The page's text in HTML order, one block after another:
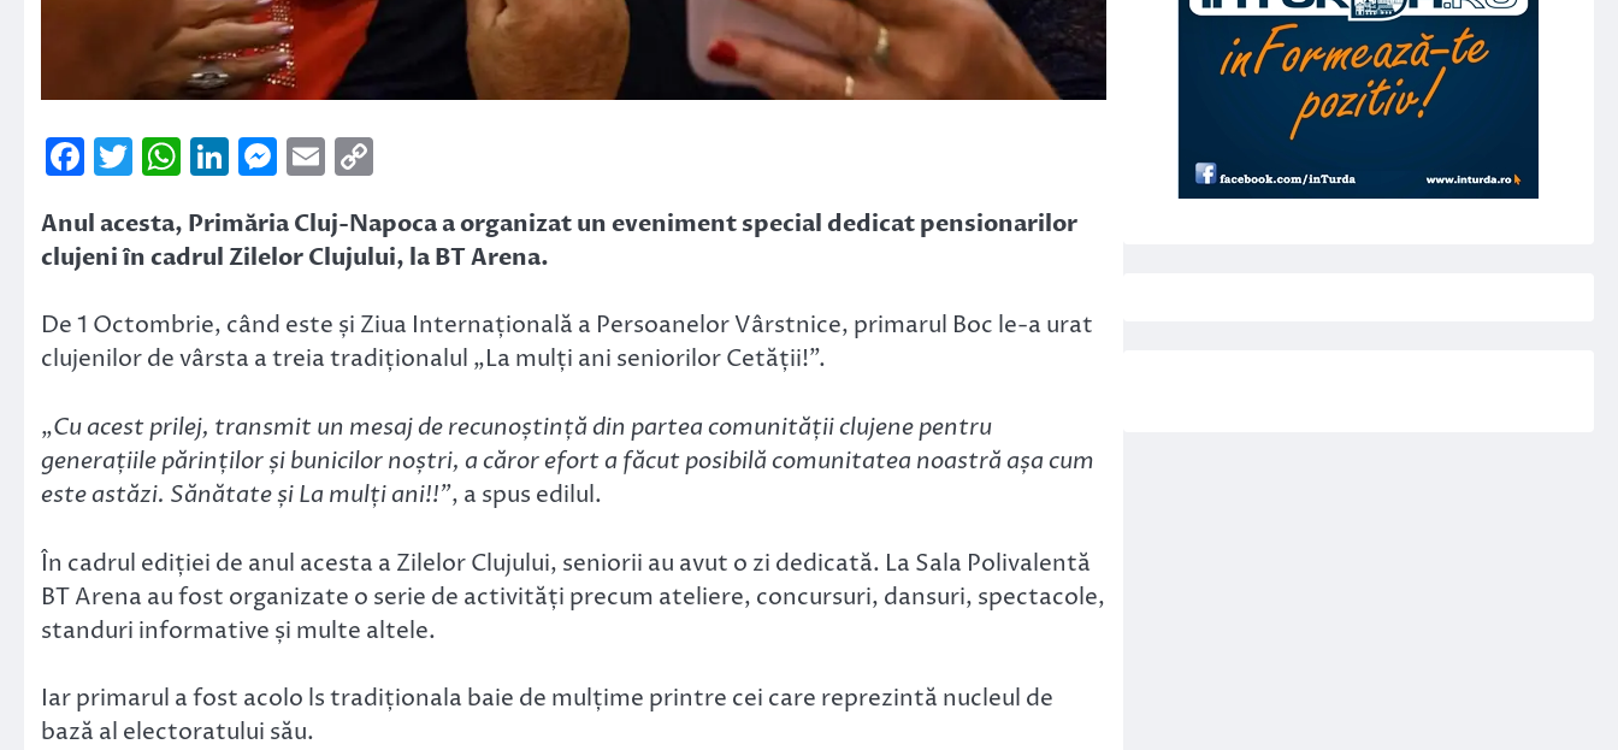
Facebook
Twitter
WhatsApp
LinkedIn
Messenger
Email
Anul acesta, Primăria Cluj-Napoca a organizat un eveniment special dedicat pensionarilor
clujeni în cadrul Zilelor Clujului, la BT Arena.
De 1 Octombrie, când este și Ziua Internațională a Persoanelor Vârstnice, primarul Boc le-a urat
clujenilor de vârsta a treia tradiționalul „La mulți ani seniorilor Cetății!”.
„Cu acest prilej, transmit un mesaj de recunoștință din partea comunității clujene pentru
generațiile părinților și bunicilor noștri, a căror efort a făcut posibilă comunitatea noastră așa cum
este astăzi. Sănătate și La mulți ani!!”, a spus edilul.
În cadrul ediției de anul acesta a Zilelor Clujului, seniorii au avut o zi dedicată. La Sala Polivalentă
BT Arena au fost organizate o serie de activități precum ateliere, concursuri, dansuri, spectacole,
standuri informative și multe altele.
Iar primarul a fost acolo ls tradiționala baie de mulțime printre cei care reprezintă nucleul de
bază al electoratului său.